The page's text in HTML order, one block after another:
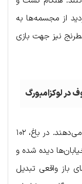
از مجسمه‌ها به
نیز جهت بازی
در لوکزامبورگ
گیاهان فقط بخشی از مجوعه را تشکیل می‌دهند. در باغ، ۱۰۲
دیده شده و
باز واقعی تبدیل